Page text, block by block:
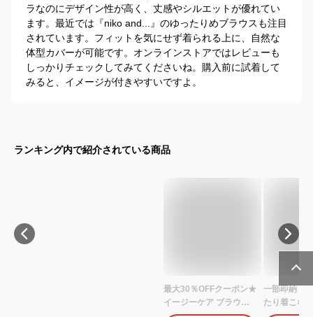
ラなのにデザイン性が高く、丈感やシルエットが優れてい
ます。最近では『niko and...』のゆったりめブラウスも注目
されています。フィットを気にせず着られる上に、自然な
体型カバーが可能です。オンラインストアではレビューも
しっかりチェックしてみてくださいね。購入前に試着して
みると、イメージが付きやすいですよ。
ランキング内で紹介されている商品
最大30％OFFクーポン★
イージーケア ブラウス
一部即納 送
たり着こな